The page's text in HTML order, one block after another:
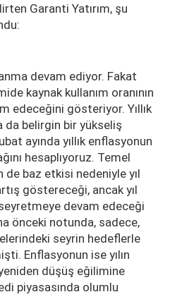
Garanti Yatırım, şu
devam ediyor. Fakat
kaynak kullanım oranının
edeceğini gösteriyor. Yıllık
da belirgin bir yükseliş
ayında yıllık enflasyonun
hesaplıyoruz. Temel
baz etkisi nedeniyle yıl
göstereceği, ancak yıl
devam edeceği
önceki notunda, sadece,
seyrin hedeflerle
Enflasyonun ise yılın
düşüş eğilimine
piyasasında olumlu